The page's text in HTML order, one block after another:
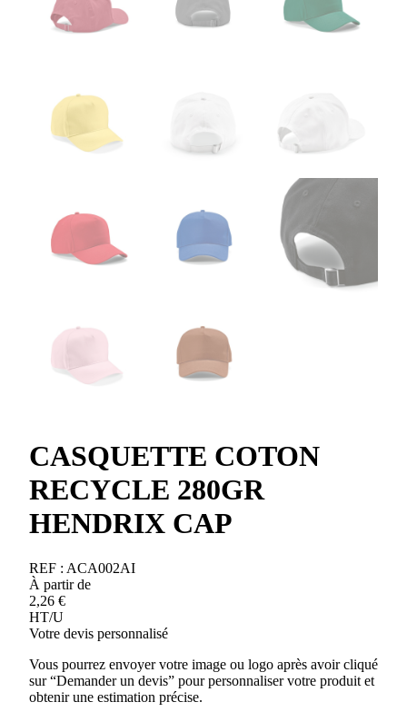
CASQUETTE COTON
RECYCLE 280GR
HENDRIX CAP
REF : ACA002AI
À partir de
2,26 €
HT/U
Votre devis personnalisé
Vous pourrez envoyer votre image ou logo après avoir cliqué
sur “Demander un devis” pour personnaliser votre produit et
obtenir une estimation précise.